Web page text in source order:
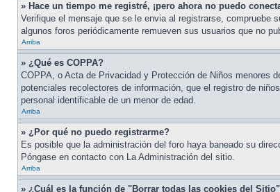
» Hace un tiempo me registré, ¡pero ahora no puedo
Verifique el mensaje que se le envia al registrarse, compruebe
algunos foros periódicamente remueven sus usuarios que no
Arriba
» ¿Qué es COPPA?
COPPA, o Acta de Privacidad y Protección de Niños menores
potenciales recolectores de información, que el registro de
personal identificable de un menor de edad.
Arriba
» ¿Por qué no puedo registrarme?
Es posible que la administración del foro haya baneado su
Póngase en contacto con La Administración del sitio.
Arriba
» ¿Cuál es la función de "Borrar todas las cookies del